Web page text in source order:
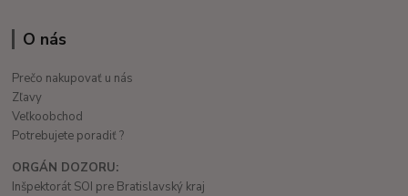
O nás
Prečo nakupovať u nás
Zľavy
Veľkoobchod
Potrebujete poradiť ?
ORGÁN DOZORU:
Inšpektorát SOI pre Bratislavský kraj